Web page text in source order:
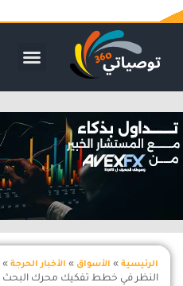
الرئيسية » الأسواق » الأخبار الحرجة »
النظر في خطط تفكيك محرك البحث